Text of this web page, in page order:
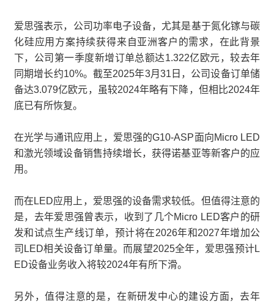
爱思强表示，公司功率电子设备，尤其是基于氮化镓与碳
化硅应用方案持续获得来自亚洲客户的需求，在此背景
下，公司第一季度新增订单总额达1.322亿欧元，较去年
同期增长约10%。截至2025年3月31日，公司设备订单储
备达3.079亿欧元，虽较2024年略有下降，但相比2024年
底已有所恢复。
在光学与通讯应用上，爱思强的G10-ASP面向Micro LED
和激光领域设备销售持续增长，获得诺基亚等新客户的应
用。
而在LED应用上，爱思强的设备需求较低。但值得注意的
是，去年爱思强曾表示，收到了几个Micro LED客户的研
发和试点生产线订单，预计将在2026年和2027年增加公
司LED相关设备订单量。而展望2025全年，爱思强预计L
ED设备业务收入将较2024年有所下滑。
另外，值得注意的是，在新研发中心的建设方面，去年